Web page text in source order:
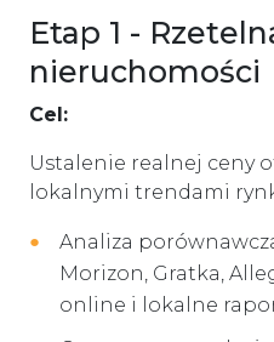
Etap 1 -
nieruchomości
Cel:
Ustalenie realnej ceny
lokalnymi trendami
Analiza
Morizon, Gratka,
online i lokalne